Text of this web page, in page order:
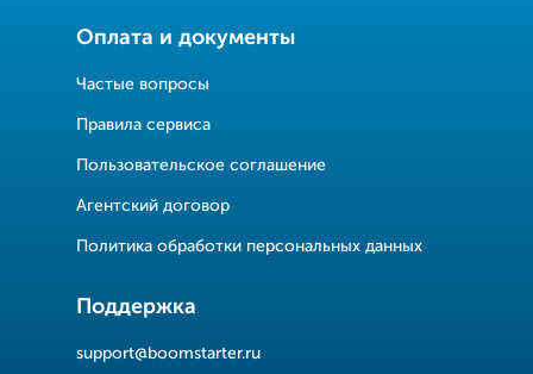
Оплата и документы
Частые вопросы
Правила сервиса
Пользовательское соглашение
Агентский договор
Политика обработки персональных данных
Поддержка
support@boomstarter.ru